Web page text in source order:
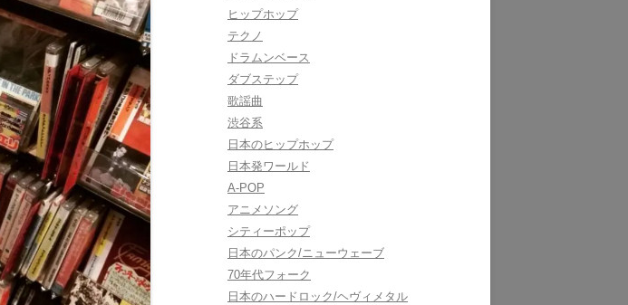
ヒップホップ
テクノ
ドラムンベース
ダブステップ
歌謡曲
渋谷系
日本のヒップホップ
日本発ワールド
A-POP
アニメソング
シティーポップ
日本のパンク/ニューウェーブ
70年代フォーク
日本のハードロック/ヘヴィメタル